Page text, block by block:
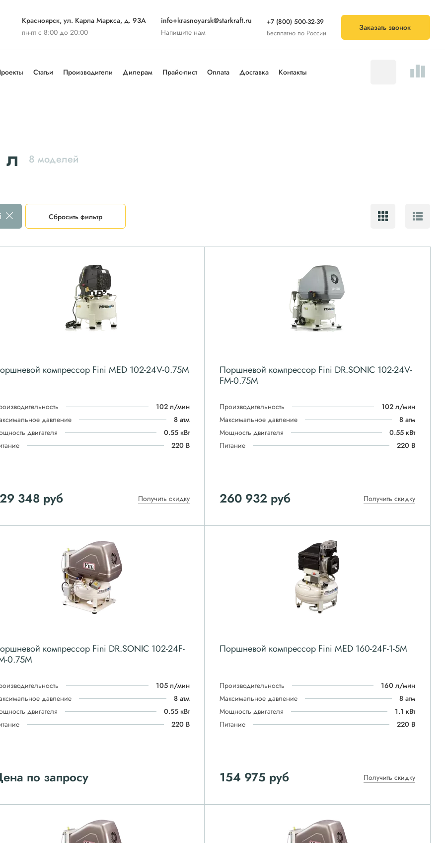
Красноярск, ул. Карла Маркса, д. 93А
пн-пт с 8:00 до 20:00
info+krasnoyarsk@starkraft.ru
Напишите нам
+7 (800) 500-32-39
Бесплатно по России
Заказать звонок
Статьи Производители Дилерам Прайс-лист Оплата Доставка Контакты
8 моделей
Сбросить фильтр
компрессор Fini MED 102-24V-0.75M
102 л/мин
давление
8 атм
двигателя
0.55 кВт
220 В
348 руб Получить скидку
Поршневой компрессор Fini DR.SONIC 102-24V-
FM-0.75M
Производительность
102 л/мин
Максимальное давление
8 атм
Мощность двигателя
0.55 кВт
Питание
220 В
260 932 руб Получить скидку
компрессор Fini DR.SONIC 102-24F-
0.75M
105 л/мин
давление
8 атм
двигателя
0.55 кВт
220 В
по запросу
Поршневой компрессор Fini MED 160-24F-1-5M
Производительность
160 л/мин
Максимальное давление
8 атм
Мощность двигателя
1.1 кВт
Питание
220 В
154 975 руб Получить скидку